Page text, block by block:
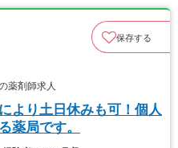
保存する
薬剤師求人
より土日休みも可！個人
薬局です。